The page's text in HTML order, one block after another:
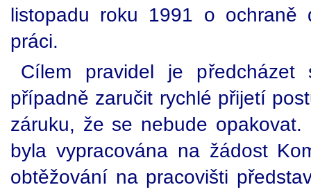
listopadu roku 1991 o
práci.
Cílem pravidel je předcházet
případně zaručit rychlé přijetí
záruku, že se nebude
byla vypracována na žádost
obtěžování na pracovišti